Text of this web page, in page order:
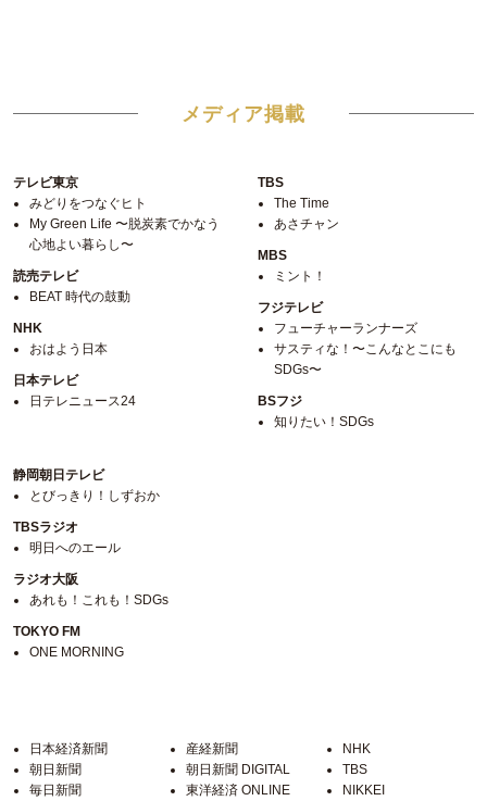
メディア掲載
テレビ東京
みどりをつなぐヒト
My Green Life 〜脱炭素でかなう
心地よい暮らし〜
読売テレビ
BEAT 時代の鼓動
NHK
おはよう日本
日本テレビ
日テレニュース24
TBS
The Time
あさチャン
MBS
ミント！
フジテレビ
フューチャーランナーズ
サスティな！〜こんなとこにも
SDGs〜
BSフジ
知りたい！SDGs
静岡朝日テレビ
とびっきり！しずおか
TBSラジオ
明日へのエール
ラジオ大阪
あれも！これも！SDGs
TOKYO FM
ONE MORNING
日本経済新聞
朝日新聞
毎日新聞
産経新聞
朝日新聞 DIGITAL
東洋経済 ONLINE
NHK
TBS
NIKKEI